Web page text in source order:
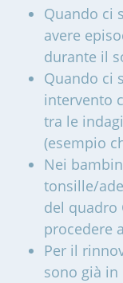
Quando ci
avere
durante il
Quando ci
intervento
tra le
(esempio
Nei
tonsille/
del quadro
procedere
Per il
sono già in